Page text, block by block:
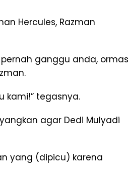
Hercules, Razman
pernah ganggu anda, ormas
kami!” tegasnya.
agar Dedi Mulyadi
yang (dipicu) karena